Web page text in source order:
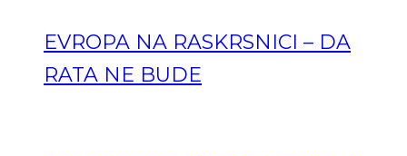
EVROPA NA RASKRSNICI – DA
RATA NE BUDE